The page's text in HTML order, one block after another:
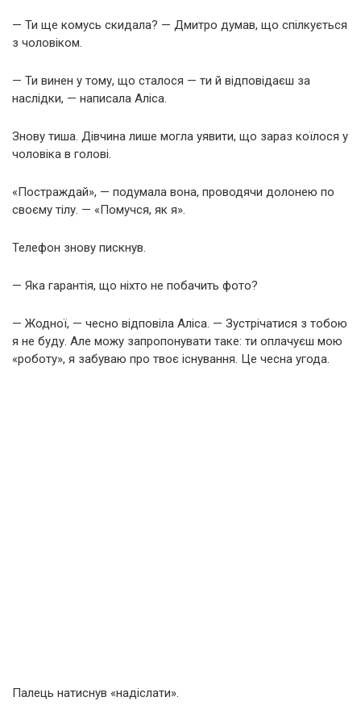
— Ти ще комусь скидала? — Дмитро думав, що спілкується
з чоловіком.
— Ти винен у тому, що сталося — ти й відповідаєш за
наслідки, — написала Аліса.
Знову тиша. Дівчина лише могла уявити, що зараз коїлося у
чоловіка в голові.
«Постраждай», — подумала вона, проводячи долонею по
своєму тілу. — «Помучся, як я».
Телефон знову пискнув.
— Яка гарантія, що ніхто не побачить фото?
— Жодної, — чесно відповіла Аліса. — Зустрічатися з тобою
я не буду. Але можу запропонувати таке: ти оплачуєш мою
«роботу», я забуваю про твоє існування. Це чесна угода.
Палець натиснув «надіслати».